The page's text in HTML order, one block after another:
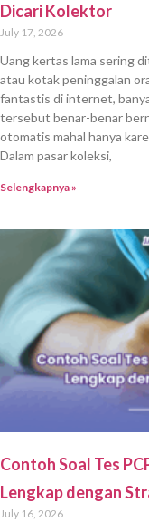
Dicari Kolektor
July 17, 2026
Uang kertas lama sering
atau kotak peninggalan
fantastis di internet,
tersebut benar-benar
otomatis mahal hanya
Dalam pasar koleksi,
Selengkapnya »
Contoh Soal Tes
Lengkap dengan
July 16, 2026